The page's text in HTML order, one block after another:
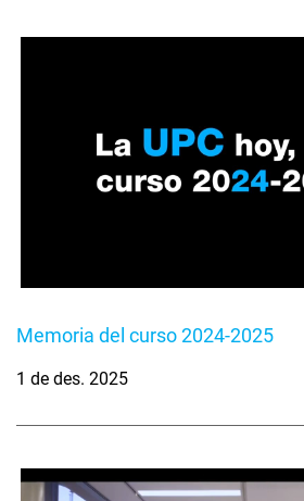
Memoria del curso 2024-2025
1 de des. 2025